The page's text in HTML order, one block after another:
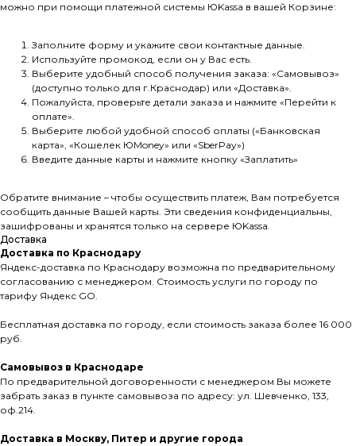
можно при помощи платежной системы ЮKassа в вашей Корзине:
Заполните форму и укажите свои контактные данные.
Используйте промокод, если он у Вас есть.
Выберите удобный способ получения заказа: «Самовывоз»
(доступно только для г.Краснодар) или «Доставка».
Пожалуйста, проверьте детали заказа и нажмите «Перейти к
оплате».
Выберите любой удобной способ оплаты («Банковская
карта», «Кошелек ЮMoney» или «SberPay»)
Введите данные карты и нажмите кнопку «Заплатить»
Обратите внимание – чтобы осуществить платеж, Вам потребуется
сообщить данные Вашей карты. Эти сведения конфиденциальны,
зашифрованы и хранятся только на сервере ЮKassа.
Доставка
Доставка по Краснодару
Яндекс-доставка по Краснодару возможна по предварительному
согласованию с менеджером. Стоимость услуги по городу по
тарифу Яндекс GO.
Бесплатная доставка по городу, если стоимость заказа более 16 000
руб.
Самовывоз в Краснодаре
По предварительной договоренности с менеджером Вы можете
забрать заказ в пункте самовывоза по адресу: ул. Шевченко, 133,
оф.214.
Доставка в Москву, Питер и другие города